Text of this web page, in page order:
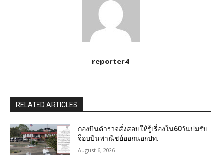
reporter4
RELATED ARTICLES
กองบินตำรวจสั่งสอบให้รู้เรื่องใน60วันปมรับ
จ็อบบินพาณิชย์ออกนอกปท.
August 6, 2026